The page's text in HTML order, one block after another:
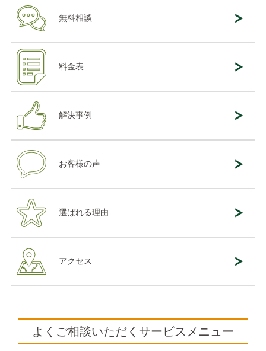
無料相談
料金表
解決事例
お客様の声
選ばれる理由
アクセス
よくご相談いただくサービスメニュー